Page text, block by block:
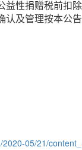
益性捐赠税前扣
认及管理按本公
05/21/